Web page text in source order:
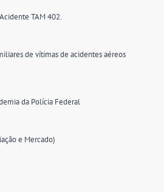
TAM 402.
de vítimas de acidentes aéreos
da Polícia Federal
e Mercado)